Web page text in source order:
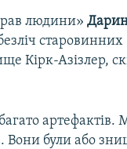
людини»
старовинних
Кірк-Азізлер,
Вони були або